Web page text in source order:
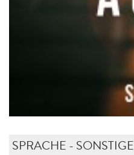
SPRACHE - SONSTIGE